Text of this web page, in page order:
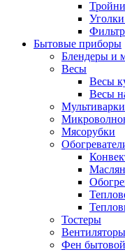
Бытовые приборы
Блендеры и
Весы
Весы
Весы
Мультиварки
Мясорубки
Тостеры
Вентиляторы
Фен бытовой